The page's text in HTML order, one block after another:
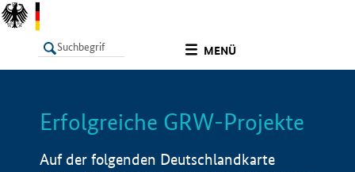
MENÜ
LISTE Info
Erfolgreiche GRW-Projekte
Auf der folgenden Deutschlandkarte